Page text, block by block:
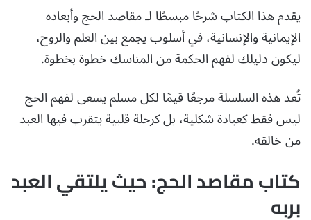
يقدم هذا الكتاب شرحًا مبسطًا لـ مقاصد الحج وأبعاده
الإيمانية والإنسانية، في أسلوب يجمع بين العلم والروح،
ليكون دليلك لفهم الحكمة من المناسك خطوة بخطوة.
تُعد هذه السلسلة مرجعًا قيمًا لكل مسلم يسعى لفهم الحج
ليس فقط كعبادة شكلية، بل كرحلة قلبية يتقرب فيها العبد
من خالقه.
كتاب مقاصد الحج: حيث يلتقي العبد
بربه